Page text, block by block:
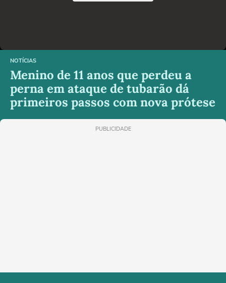
NOTÍCIAS
Menino de 11 anos que perdeu a
perna em ataque de tubarão dá
primeiros passos com nova prótese
PUBLICIDADE